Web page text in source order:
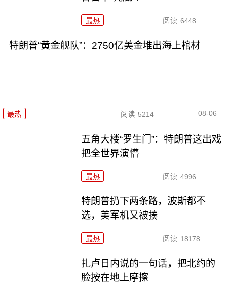
最热 阅读 6448
特朗普“黄金舰队”：2750亿美金堆出海上棺材
最热 阅读 5214 08-06
五角大楼“罗生门”：特朗普这出戏
把全世界演懵
最热 阅读 4996
特朗普扔下两条路，波斯都不
选，美军机又被揍
最热 阅读 18178
扎卢日内说的一句话，把北约的
脸按在地上摩擦